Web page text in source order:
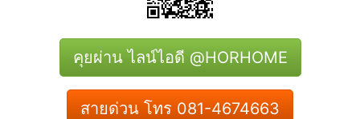
คุยผ่าน ไลน์ไอดี @HORHOME
สายด่วน โทร 081-4674663